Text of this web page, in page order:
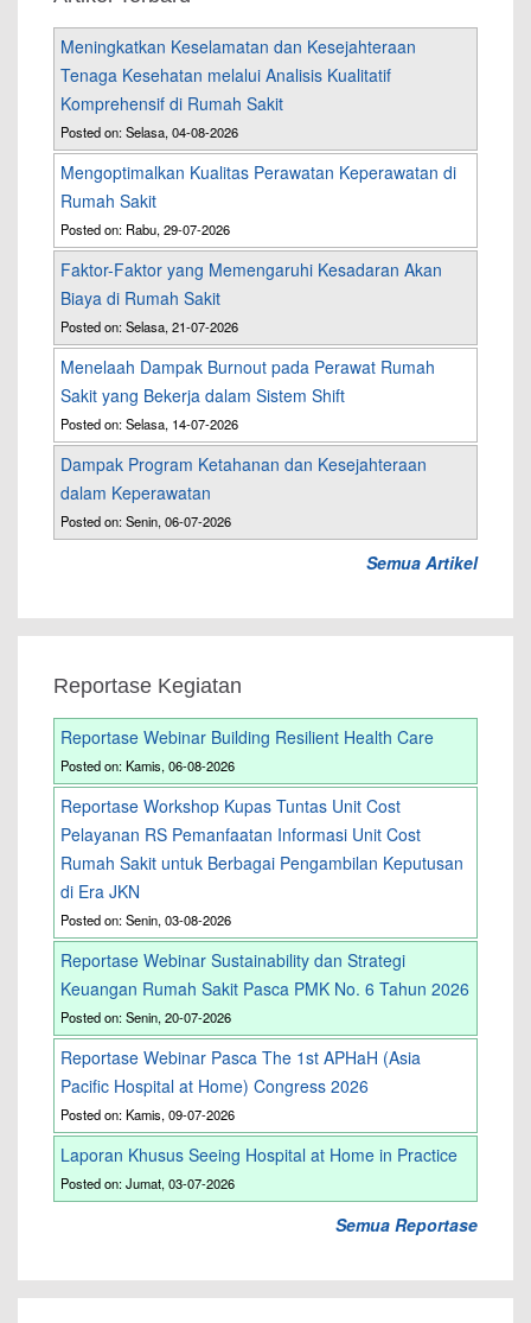
Meningkatkan Keselamatan dan Kesejahteraan
Tenaga Kesehatan melalui Analisis Kualitatif
Komprehensif di Rumah Sakit
Posted on: Selasa, 04-08-2026
Mengoptimalkan Kualitas Perawatan Keperawatan di
Rumah Sakit
Posted on: Rabu, 29-07-2026
Faktor-Faktor yang Memengaruhi Kesadaran Akan
Biaya di Rumah Sakit
Posted on: Selasa, 21-07-2026
Menelaah Dampak Burnout pada Perawat Rumah
Sakit yang Bekerja dalam Sistem Shift
Posted on: Selasa, 14-07-2026
Dampak Program Ketahanan dan Kesejahteraan
dalam Keperawatan
Posted on: Senin, 06-07-2026
Semua Artikel
Reportase Kegiatan
Reportase Webinar Building Resilient Health Care
Posted on: Kamis, 06-08-2026
Reportase Workshop Kupas Tuntas Unit Cost
Pelayanan RS Pemanfaatan Informasi Unit Cost
Rumah Sakit untuk Berbagai Pengambilan Keputusan
di Era JKN
Posted on: Senin, 03-08-2026
Reportase Webinar Sustainability dan Strategi
Keuangan Rumah Sakit Pasca PMK No. 6 Tahun 2026
Posted on: Senin, 20-07-2026
Reportase Webinar Pasca The 1st APHaH (Asia
Pacific Hospital at Home) Congress 2026
Posted on: Kamis, 09-07-2026
Laporan Khusus Seeing Hospital at Home in Practice
Posted on: Jumat, 03-07-2026
Semua Reportase